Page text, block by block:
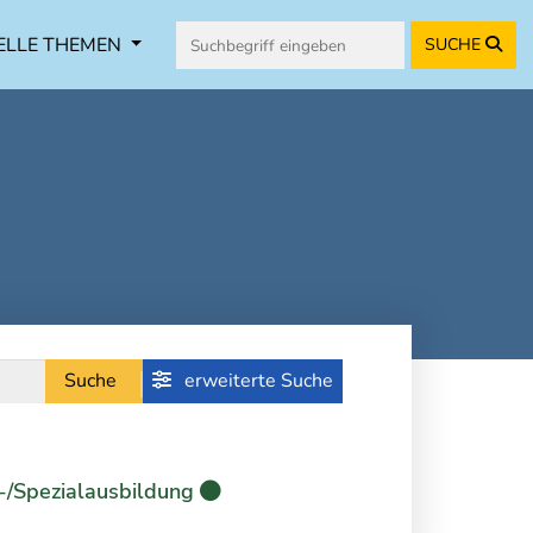
THEMEN SUCHE
Suche erweiterte Suche
Spezialausbildung